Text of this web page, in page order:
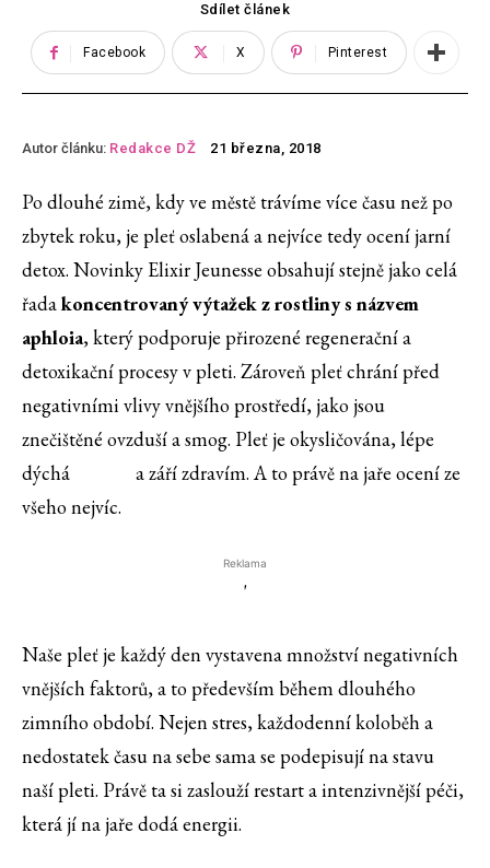
Sdílet článek
Facebook X Pinterest
Autor článku: Redakce DŽ 21 března, 2018
Po dlouhé zimě, kdy ve městě trávíme více času než po
zbytek roku, je pleť oslabená a nejvíce tedy ocení jarní
detox. Novinky Elixir Jeunesse obsahují stejně jako celá
řadakoncentrovaný výtažek z rostliny s názvem
aphloia, který podporuje přirozené regenerační a
detoxikační procesy v pleti. Zároveň pleť chrání před
negativními vlivy vnějšího prostředí, jako jsou
znečištěné ovzduší a smog. Pleť je okysličována, lépe
dýchá a září zdravím. A to právě na jaře ocení ze
všeho nejvíc.
Reklama
'
Naše pleť je každý den vystavena množství negativních
vnějších faktorů, a to především během dlouhého
zimního období. Nejen stres, každodenní koloběh a
nedostatek času na sebe sama se podepisují na stavu
naší pleti. Právě ta si zaslouží restart a intenzivnější péči,
která jí na jaře dodá energii.